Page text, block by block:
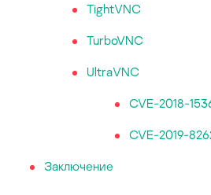
TightVNC
TurboVNC
UltraVNC
CVE-2018-
CVE-2019-
Заключение